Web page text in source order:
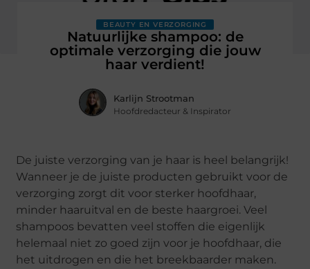
BEAUTY EN VERZORGING
Natuurlijke shampoo: de
optimale verzorging die jouw
haar verdient!
Karlijn Strootman
Hoofdredacteur & Inspirator
De juiste verzorging van je haar is heel belangrijk!
Wanneer je de juiste producten gebruikt voor de
verzorging zorgt dit voor sterker hoofdhaar,
minder haaruitval en de beste haargroei. Veel
shampoos bevatten veel stoffen die eigenlijk
helemaal niet zo goed zijn voor je hoofdhaar, die
het uitdrogen en die het breekbaarder maken.